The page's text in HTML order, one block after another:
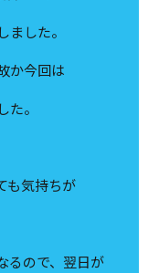
した。
か今回は
。
も気持ちが
るので、翌日が